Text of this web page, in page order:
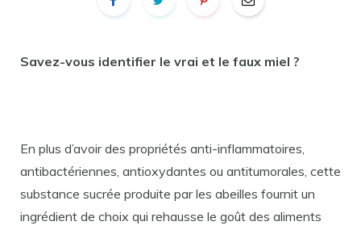
Savez-vous identifier le vrai et le faux miel ?
En plus d’avoir des propriétés anti-inflammatoires,
antibactériennes, antioxydantes ou antitumorales, cette
substance sucrée produite par les abeilles fournit un
ingrédient de choix qui rehausse le goût des aliments